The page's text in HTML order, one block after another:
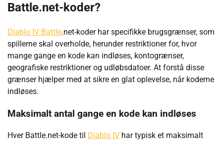
Battle.net-koder?
Diablo IV Battle.net-koder har specifikke brugsgrænser, som
spillerne skal overholde, herunder restriktioner for, hvor
mange gange en kode kan indløses, kontogrænser,
geografiske restriktioner og udløbsdatoer. At forstå disse
grænser hjælper med at sikre en glat oplevelse, når koderne
indløses.
Maksimalt antal gange en kode kan indløses
Hver Battle.net-kode til Diablo IV har typisk et maksimalt